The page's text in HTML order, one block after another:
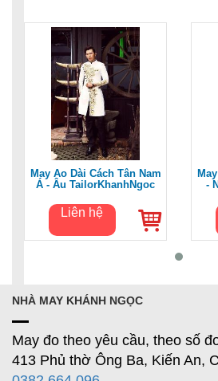
May Áo Dài Cách Tân Nam
Á - Âu TailorKhanhNgoc
Liên hệ
-
NHÀ MAY KHÁNH NGỌC
May đo theo yêu cầu, theo số
413 Phủ thờ Ông Ba, Kiến An,